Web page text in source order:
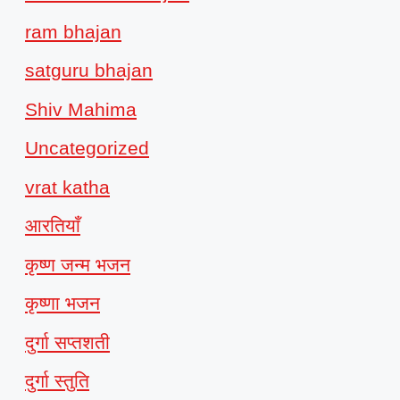
ram bhajan
satguru bhajan
Shiv Mahima
Uncategorized
vrat katha
आरतियाँ
कृष्ण जन्म भजन
कृष्णा भजन
दुर्गा सप्तशती
दुर्गा स्तुति